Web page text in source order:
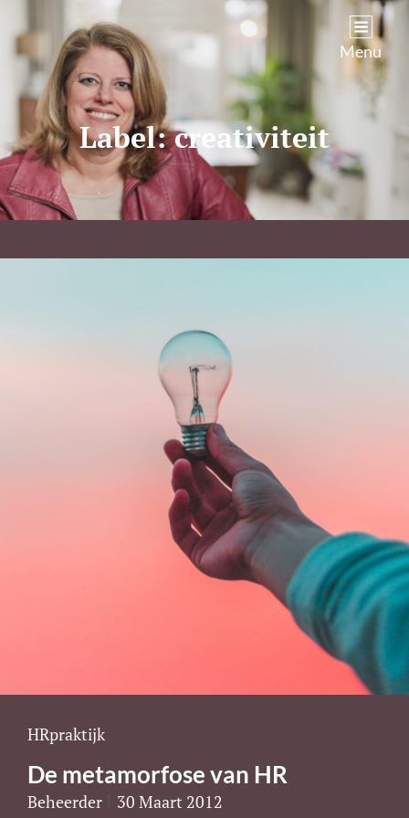
Kim Castenmiller Menu
Label:creativiteit
Cat
HRpraktijk
De metamorfose van HR
Beheerder 30 Maart 2012